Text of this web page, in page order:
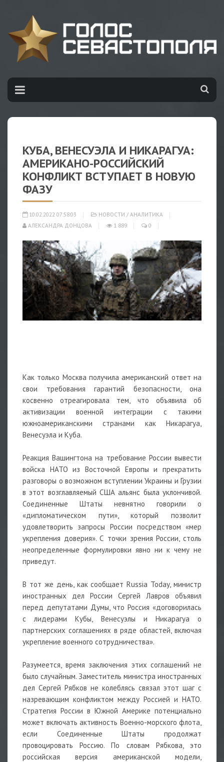
КУБА, ВЕНЕСУЭЛА И НИКАРАГУА:
АМЕРИКАНО-РОССИЙСКИЙ
КОНФЛИКТ ВСТУПАЕТ В НОВУЮ
ФАЗУ
10.02.2022 07:58:03 НОВОСТИ / АНАЛИТИКА
АЛЕКСАНДРА ДОНЦОВА
1 889 0
Как только Москва получила американский ответ на
свои требования гарантий безопасности, она
косвенно отреагировала тем, что объявила об
активизации военной интеграции с такими
южноамериканскими странами как Никарагуа,
Венесуэла и Куба.
Реакция Вашингтона на требование России вывести
войска НАТО из Восточной Европы и прекратить
разговоры о возможном вступлении Украины и Грузии
в этот возглавляемый США альянс была уклончивой.
Соединенные Штаты невнятно говорили о
«дипломатическом пути», который позволит
удовлетворить запросы России посредством «мер
укрепления доверия». С точки зрения России, столь
неопределенные формулировки явно ни к чему не
приведут.
В тот же день, как сообщает Russia Today, министр
иностранных дел России Сергей Лавров объявил
перед депутатами Думы, что Россия «договорилась
с лидерами Кубы, Венесуэлы и Никарагуа о
партнерских соглашениях в ряде областей, включая
укрепление военного сотрудничества».
Разумеется, время заключения этих соглашений не
было случайным. Заместитель министра иностранных
дел Сергей Рябков не колеблясь связал этот шаг с
назревающим конфликтом между Россией и НАТО.
Стратегия России в Южной Америке потенциально
может включать активность Военно-морского флота,
если Соединенные Штаты продолжат
провоцировать Россию. По словам Рябкова, это
российская версия американской модели,